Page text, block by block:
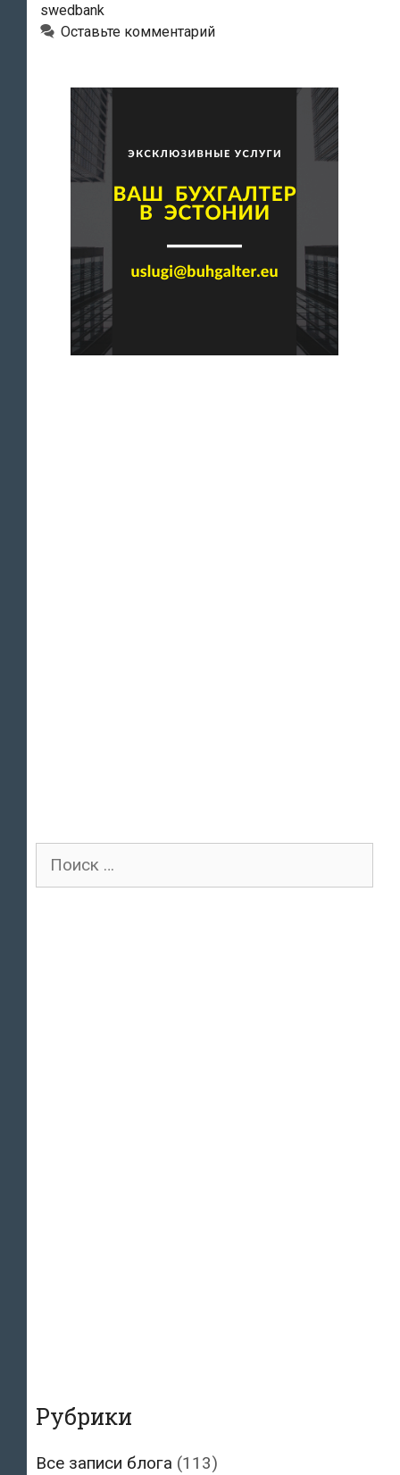
swedbank
Оставьте комментарий
Поиск
Рубрики
Все записи блога (113)